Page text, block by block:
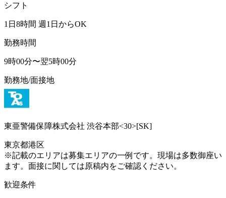
シフト
1日8時間 週1日からOK
勤務時間
9時00分〜翌5時00分
勤務地/面接地
東亜警備保障株式会社 渋谷本部<30>[SK]
東京都港区
※記載のエリアは募集エリアの一例です。現場は多数御座い
ます。面接に関しては原稿内をご確認ください。
歓迎条件